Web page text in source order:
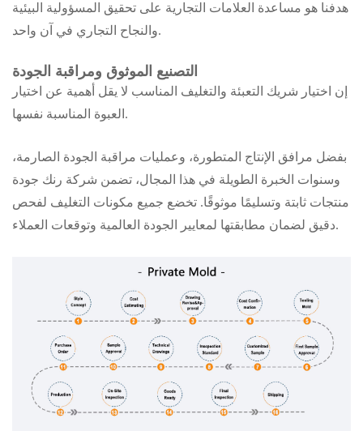
هدفنا هو مساعدة العلامات التجارية على تحقيق المسؤولية البيئية
والنجاح التجاري في آن واحد.
التصنيع الموثوق ومراقبة الجودة
إن اختيار شريك التعبئة والتغليف المناسب لا يقل أهمية عن اختيار
العبوة المناسبة نفسها.
بفضل مرافق الإنتاج المتطورة، وعمليات مراقبة الجودة الصارمة،
وسنوات الخبرة الطويلة في هذا المجال، تضمن شركة رنك جودة
منتجات ثابتة وتسليمًا موثوقًا. تخضع جميع مكونات التغليف لفحص
دقيق لضمان مطابقتها لمعايير الجودة العالمية وتوقعات العملاء.